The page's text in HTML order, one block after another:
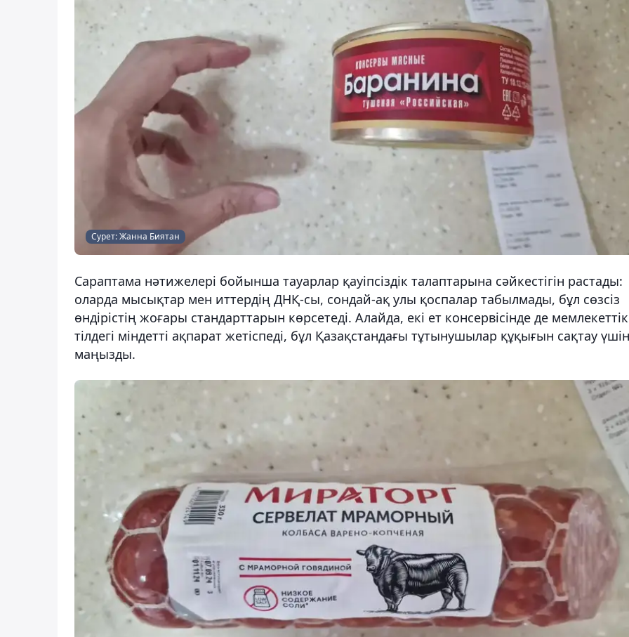
Сурет: Жанна Биятан
Сараптама нәтижелері бойынша тауарлар қауіпсіздік талаптарына сәйкестігін растады:
оларда мысықтар мен иттердің ДНҚ-сы, сондай-ақ улы қоспалар табылмады, бұл сөзсіз
өндірістің жоғары стандарттарын көрсетеді. Алайда, екі ет консервісінде де мемлекеттік
тілдегі міндетті ақпарат жетіспеді, бұл Қазақстандағы тұтынушылар құқығын сақтау үшін
маңызды.